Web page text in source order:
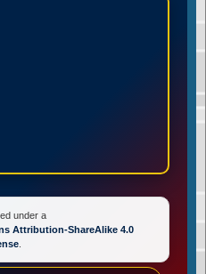
under a
Attribution-ShareAlike 4.0